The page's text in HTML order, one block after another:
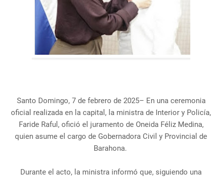
Santo Domingo, 7 de febrero de 2025– En una ceremonia
oficial realizada en la capital, la ministra de Interior y Policía,
Faride Raful, ofició el juramento de Oneida Féliz Medina,
quien asume el cargo de Gobernadora Civil y Provincial de
Barahona.
Durante el acto, la ministra informó que, siguiendo una